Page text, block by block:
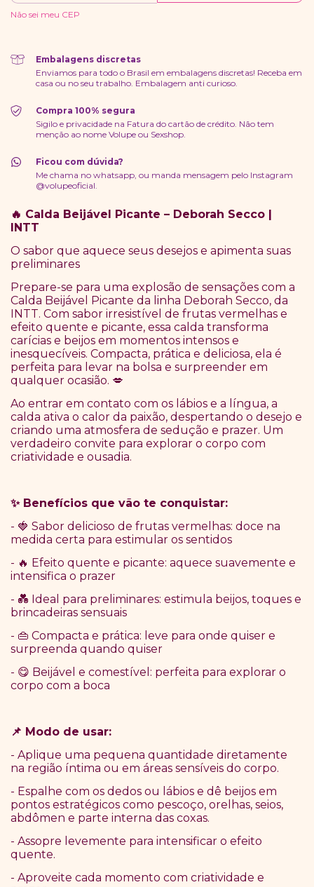
Não sei meu CEP
Embalagens discretas
Enviamos para todo o Brasil em embalagens discretas! Receba em
casa ou no seu trabalho. Embalagem anti curioso.
Compra 100% segura
Sigilo e privacidade na Fatura do cartão de crédito. Não tem
menção ao nome Volupe ou Sexshop.
Ficou com dúvida?
Me chama no whatsapp, ou manda mensagem pelo Instagram
@volupeoficial.
🔥 Calda Beijável Picante – Deborah Secco |
INTT
O sabor que aquece seus desejos e apimenta suas
preliminares
Prepare-se para uma explosão de sensações com a
Calda Beijável Picante da linha Deborah Secco, da
INTT. Com sabor irresistível de frutas vermelhas e
efeito quente e picante, essa calda transforma
carícias e beijos em momentos intensos e
inesquecíveis. Compacta, prática e deliciosa, ela é
perfeita para levar na bolsa e surpreender em
qualquer ocasião. 💋
Ao entrar em contato com os lábios e a língua, a
calda ativa o calor da paixão, despertando o desejo e
criando uma atmosfera de sedução e prazer. Um
verdadeiro convite para explorar o corpo com
criatividade e ousadia.
✨Benefícios que vão te conquistar:
- 🍓 Sabor delicioso de frutas vermelhas: doce na
medida certa para estimular os sentidos
- 🔥 Efeito quente e picante: aquece suavemente e
intensifica o prazer
- 💑 Ideal para preliminares: estimula beijos, toques e
brincadeiras sensuais
- 👜 Compacta e prática: leve para onde quiser e
surpreenda quando quiser
- 😋 Beijável e comestível: perfeita para explorar o
corpo com a boca
📌 Modo de usar:
- Aplique uma pequena quantidade diretamente
na região íntima ou em áreas sensíveis do corpo.
- Espalhe com os dedos ou lábios e dê beijos em
pontos estratégicos como pescoço, orelhas, seios,
abdômen e parte interna das coxas.
- Assopre levemente para intensificar o efeito
quente.
- Aproveite cada momento com criatividade e